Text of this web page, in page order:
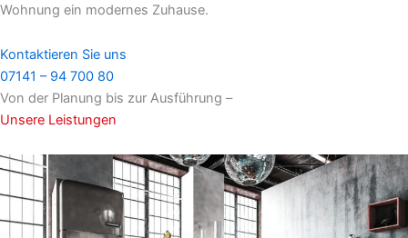
Wohnung ein modernes Zuhause.
Kontaktieren Sie uns
07141 – 94 700 80
Von der Planung bis zur Ausführung –
Unsere Leistungen